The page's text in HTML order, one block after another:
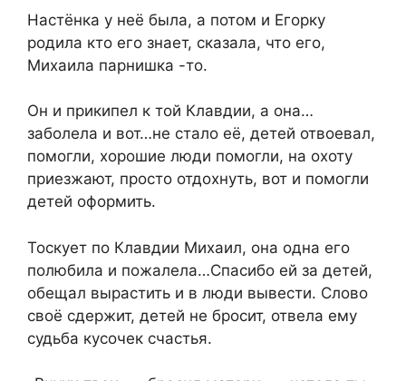
Настёнка у неё была, а потом и Егорку
родила кто его знает, сказала, что его,
Михаила парнишка -то.
Он и прикипел к той Клавдии, а она…
заболела и вот…не стало её, детей отвоевал,
помогли, хорошие люди помогли, на охоту
приезжают, просто отдохнуть, вот и помогли
детей оформить.
Тоскует по Клавдии Михаил, она одна его
полюбила и пожалела…Спасибо ей за детей,
обещал вырастить и в люди вывести. Слово
своё сдержит, детей не бросит, отвела ему
судьба кусочек счастья.